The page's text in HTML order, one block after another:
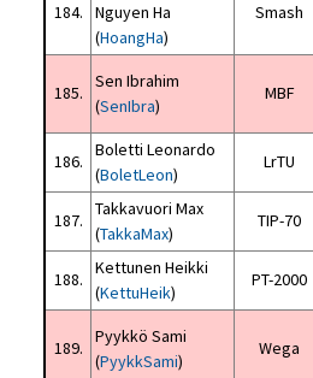
184.
Nguyen Ha
(HoangHa)
Smash
185.
Sen Ibrahim
(SenIbra)
MBF
186.
Boletti Leonardo
(BoletLeon)
LrTU
187.
Takkavuori Max
(TakkaMax)
TIP-70
188.
Kettunen Heikki
(KettuHeik)
PT-2000
189.
Pyykkö Sami
(PyykkSami)
Wega